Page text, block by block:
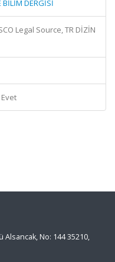
BİLİM DERGİSİ
Legal Source, TR DİZİN
Evet
No: 144 35210,